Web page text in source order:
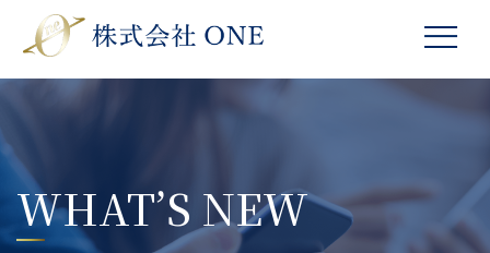
WHAT’S NEW